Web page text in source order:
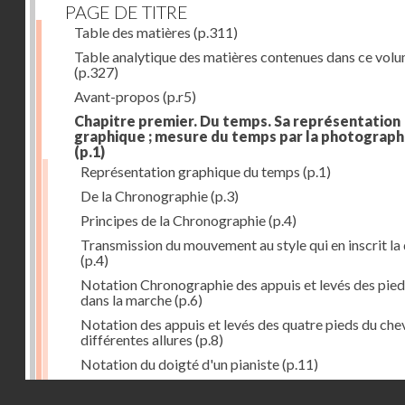
PAGE DE TITRE
Table des matières (p.311)
Table analytique des matières contenues dans ce
(p.327)
Avant-propos (p.r5)
Chapitre premier. Du temps. Sa représentation
graphique ; mesure du temps par la
(p.1)
Représentation graphique du temps (p.1)
De la Chronographie(p.3)
Principes de la Chronographie(p.4)
Transmission du mouvement au style qui en inscrit la
(p.4)
Notation Chronographie des appuis et levés des
dans la marche(p.6)
Notation des appuis et levés des quatre pieds du
différentes allures (p.8)
Notation du doigté d'un pianiste(p.11)